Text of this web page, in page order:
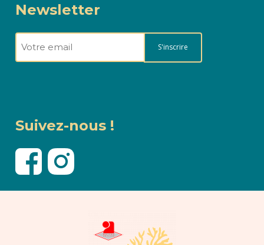
Newsletter
E-
mail
Suivez-nous !